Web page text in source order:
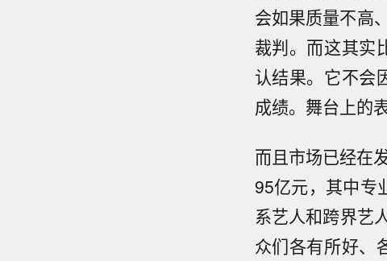
会如果质量不高
裁判。而这其实
认结果。它不会
成绩。舞台上的
而且市场已经在
95亿元，其中专
系艺人和跨界艺
众们各有所好、